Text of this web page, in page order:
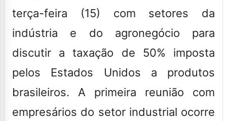
terça-feira (15) com setores da
indústria e do agronegócio para
discutir a taxação de 50% imposta
pelos Estados Unidos a produtos
brasileiros. A primeira reunião com
empresários do setor industrial ocorre